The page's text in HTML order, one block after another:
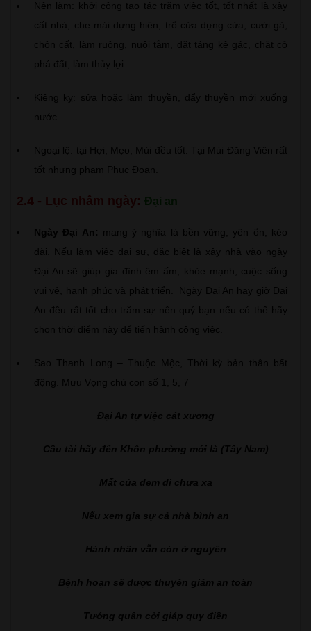
Nên làm: khởi công tạo tác trăm việc tốt, tốt nhất là xây
cất nhà, che mái dựng hiên, trổ cửa dựng cửa, cưới gả,
chôn cất, làm ruộng, nuôi tằm, đặt táng kê gác, chặt cỏ
phá đất, làm thủy lợi.
Kiêng kỵ: sửa hoặc làm thuyền, đẩy thuyền mới xuống
nước.
Ngoại lệ: tại Hợi, Mẹo, Mùi đều tốt. Tại Mùi Đăng Viên rất
tốt nhưng phạm Phục Đoạn.
2.4 - Lục nhâm ngày: Đại an
Ngày Đại An: mang ý nghĩa là bền vững, yên ổn, kéo
dài. Nếu làm việc đại sự, đặc biệt là xây nhà vào ngày
Đại An sẽ giúp gia đình êm ấm, khỏe mạnh, cuộc sống
vui vẻ, hạnh phúc và phát triển. Ngày Đại An hay giờ Đại
An đều rất tốt cho trăm sự nên quý bạn nếu có thể hãy
chọn thời điểm này để tiến hành công việc.
Sao Thanh Long – Thuộc Mộc, Thời kỳ bản thân bất
động. Mưu Vọng chủ con số 1, 5, 7
Đại An tự việc cát xương
Cầu tài hãy đến Khôn phường mới là (Tây Nam)
Mất của đem đi chưa xa
Nếu xem gia sự cả nhà bình an
Hành nhân vẫn còn ở nguyên
Bệnh hoạn sẽ được thuyên giảm an toàn
Tướng quân cởi giáp quy điền